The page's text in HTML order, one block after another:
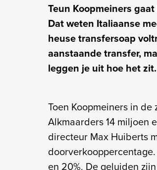
Teun Koopmeiners
Dat weten Italiaanse
heuse transfersoap
aanstaande transfer,
leggen je uit hoe het zit.
Toen Koopmeiners in
Alkmaarders 14 miljoen
directeur Max Huiberts
en 20%. De geluiden